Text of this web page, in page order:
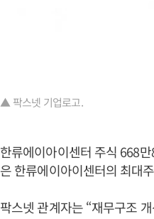
▲ 팍스넷 기업로고.
한류에이아이센터 주식 668
은 한류에이아이센터의 최대
팍스넷 관계자는 “재무구조